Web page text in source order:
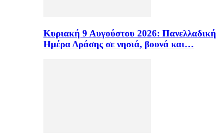
Κυριακή 9 Αυγούστου 2026: Πανελλαδική
Ημέρα Δράσης σε νησιά, βουνά και…